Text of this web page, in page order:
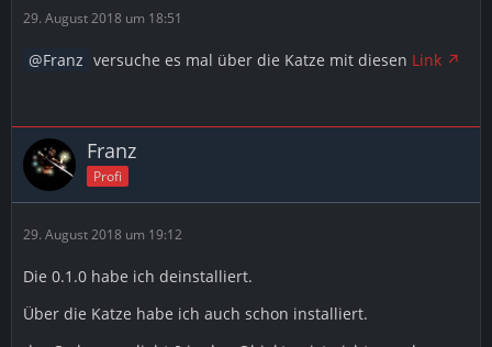
29. August 2018 um 18:51
Franz versuche es mal über die Katze mit diesen Link
Franz
Profi
29. August 2018 um 19:12
Die 0.1.0 habe ich deinstalliert.
Über die Katze habe ich auch schon installiert.